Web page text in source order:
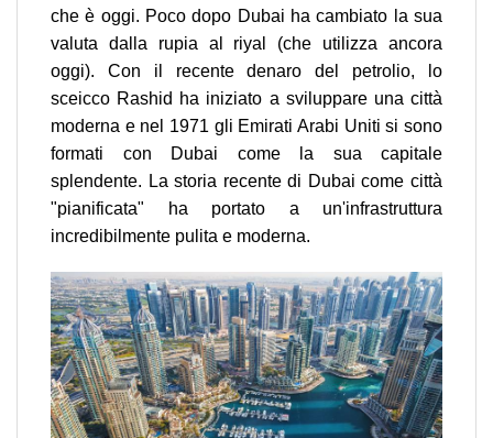
che è oggi. Poco dopo Dubai ha cambiato la sua
valuta dalla rupia al riyal (che utilizza ancora
oggi). Con il recente denaro del petrolio, lo
sceicco Rashid ha iniziato a sviluppare una città
moderna e nel 1971 gli Emirati Arabi Uniti si sono
formati con Dubai come la sua capitale
splendente. La storia recente di Dubai come città
"pianificata" ha portato a un'infrastruttura
incredibilmente pulita e moderna.